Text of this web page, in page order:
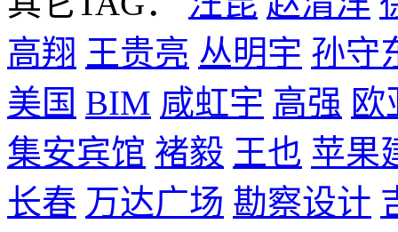
高翔 王贵亮 丛明宇 孙守
美国 BIM 咸虹宇 高强 欧
集安宾馆 褚毅 王也 苹果
长春 万达广场 勘察设计